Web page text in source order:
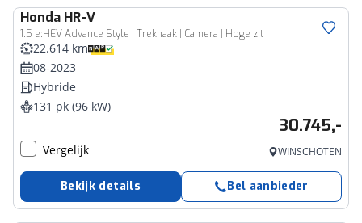
Honda HR-V
1.5 e:HEV Advance Style | Trekhaak | Camera | Hoge zit |
22.614 km
08-2023
Hybride
131 pk (96 kW)
30.745,-
Vergelijk WINSCHOTEN
Bekijk details Bel aanbieder